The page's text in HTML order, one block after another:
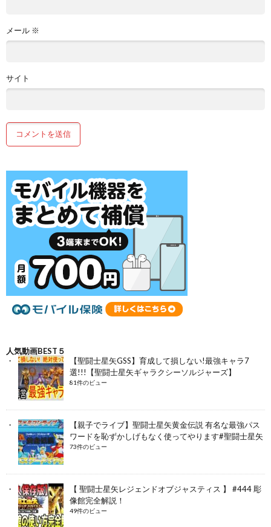
メール ※
サイト
人気動画BEST５
【聖闘士星矢GSS】育成して損しない!最強キャラ7
選!!!【聖闘士星矢ギャラクシーソルジャーズ】
81件のビュー
【親子でライブ】聖闘士星矢黄金伝説 有名な最強パス
ワードを恥ずかしげもなく使ってやります#聖闘士星矢
73件のビュー
【 聖闘士星矢レジェンドオブジャスティス 】 #444 彫
像館完全解説！
49件のビュー